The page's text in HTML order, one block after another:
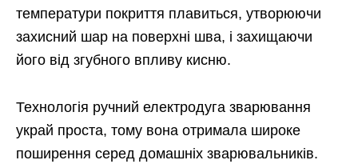
температури покриття плавиться, утворюючи
захисний шар на поверхні шва, і захищаючи
його від згубного впливу кисню.
Технологія ручний електродуга зварювання
украй проста, тому вона отримала широке
поширення серед домашніх зварювальників.